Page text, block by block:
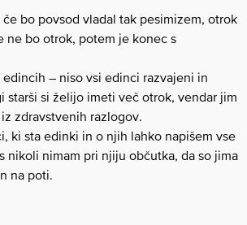
če bo povsod vladal tak pesimizem, otrok
ne bo otrok, potem je konec s
– niso vsi edinci razvajeni in
starši si želijo imeti več otrok, vendar jim
zdravstvenih razlogov.
ki sta edinki in o njih lahko napišem vse
nikoli nimam pri njiju občutka, da so jima
na poti.